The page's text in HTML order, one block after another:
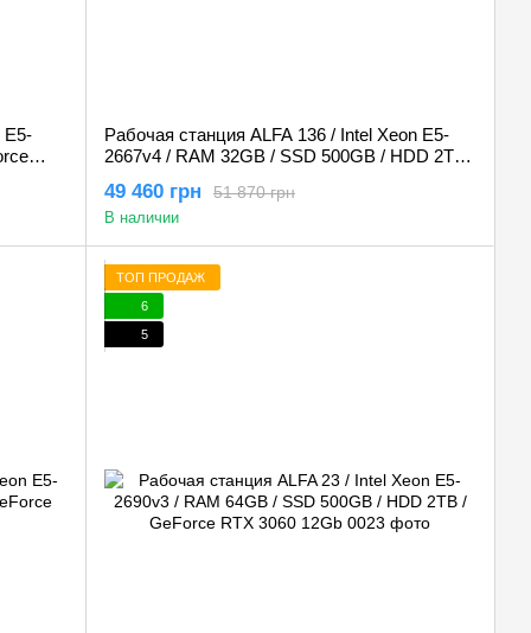
E5-
Рабочая станция ALFA 136 / Intel Xeon E5-
2667v4 / RAM 32GB / SSD 500GB / HDD 2TB /
51 870 грн
49 460 грн
В наличии
ТОП ПРОДАЖ
6
5